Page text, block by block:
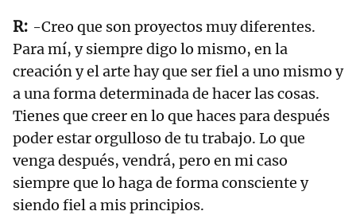
-Creo que son proyectos muy diferentes.
Para mí, y siempre digo lo mismo, en la
creación y el arte hay que ser fiel a uno mismo y
a una forma determinada de hacer las cosas.
Tienes que creer en lo que haces para después
poder estar orgulloso de tu trabajo. Lo que
venga después, vendrá, pero en mi caso
siempre que lo haga de forma consciente y
siendo fiel a mis principios.